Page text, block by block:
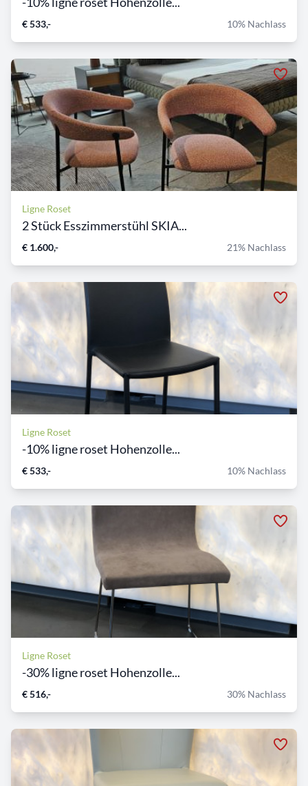
€ 533,- 10% Nachlass
Ligne Roset
2 Stück Esszimmerstühl SKIA...
€ 1.600,- 21% Nachlass
Ligne Roset
-10% ligne roset Hohenzolle...
€ 533,- 10% Nachlass
Ligne Roset
-30% ligne roset Hohenzolle...
€ 516,- 30% Nachlass